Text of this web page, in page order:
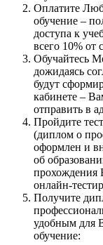
Оплатите
обучение –
доступа к
всего 10% от
Обучайтесь
дожидаясь
будут
кабинете –
отправить в
Пройдите
(диплом о
оформлен и
об
прохождения
онлайн-
Получите
удобным для
обучение: